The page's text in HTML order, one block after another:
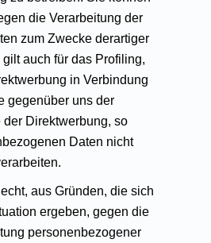
die Verarbeitung der
zum Zwecke derartiger
auch für das Profiling,
in Verbindung
gegenüber uns der
Direktwerbung, so
Daten nicht
aus Gründen, die sich
ergeben, gegen die
personenbezogener